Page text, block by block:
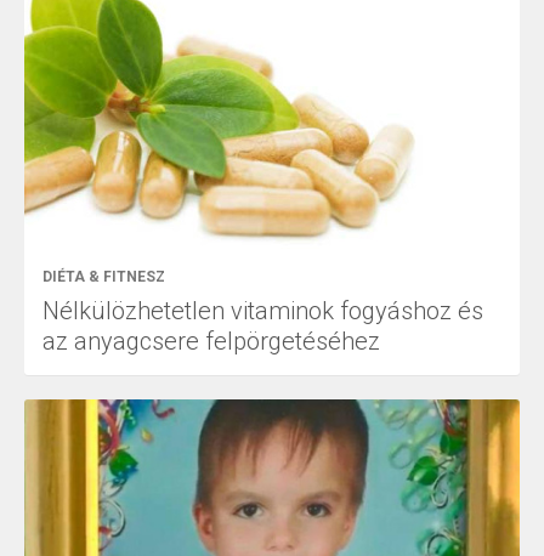
DIÉTA & FITNESZ
Nélkülözhetetlen vitaminok fogyáshoz és
az anyagcsere felpörgetéséhez